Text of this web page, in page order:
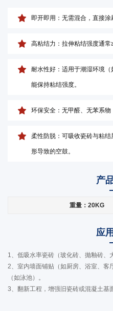
即开即用：无需混合，直接涂
高粘结力：拉伸粘结强度通常
耐水性好：适用于潮湿环境
能保持粘结强度。
环保安全：无甲醛、无苯系物
柔性防脱：可吸收瓷砖与粘
形导致的空鼓。
产
重量：20KG
应
1、低吸水率瓷砖（玻化砖、抛釉砖、
2、室内墙面铺贴（如厨房、浴室、客
（如泳池）。
3、翻新工程，增强旧瓷砖或混凝土基